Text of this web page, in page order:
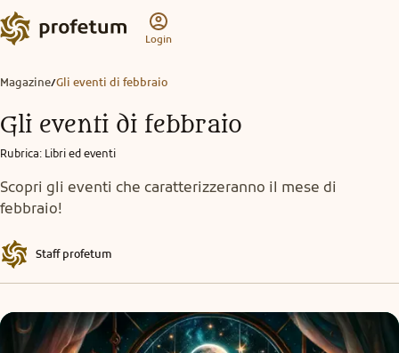
Login
Magazine/Gli eventi di febbraio
Gli eventi di febbraio
Rubrica: Libri ed eventi
Scopri gli eventi che caratterizzeranno il mese di
febbraio!
Staff profetum